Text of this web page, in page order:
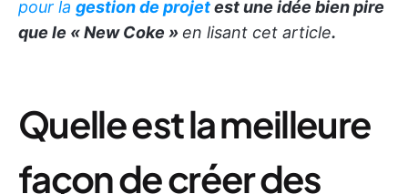
pour la gestion de projetest une idée bien pire
que le « New Coke »en lisant cet article.
Quelle est la meilleure
façon de créer des